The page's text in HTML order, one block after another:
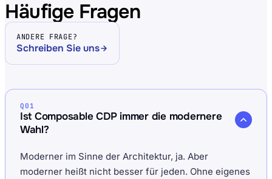
Häufige Fragen
ANDERE FRAGE?
Schreiben Sie uns
Q01
Ist Composable CDP immer die modernere
Wahl?
Moderner im Sinne der Architektur, ja. Aber
moderner heißt nicht besser für jeden. Ohne eigenes